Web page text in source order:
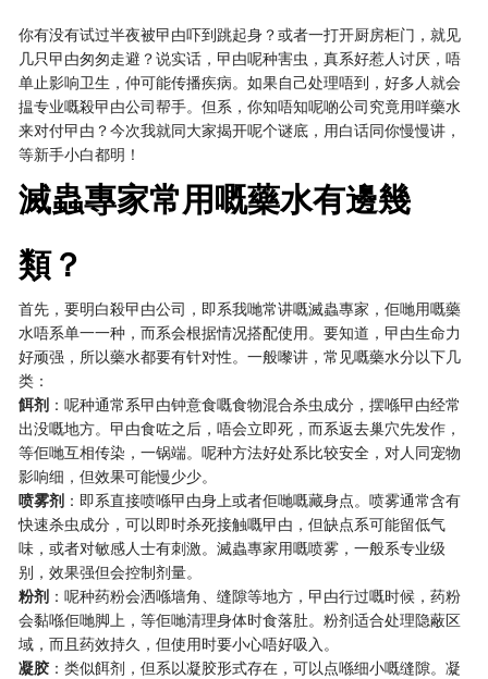
你有没有试过半夜被曱甴吓到跳起身？或者一打开厨房柜门，就见
几只曱甴匆匆走避？说实话，曱甴呢种害虫，真系好惹人讨厌，唔
单止影响卫生，仲可能传播疾病。如果自己处理唔到，好多人就会
揾专业嘅殺曱甴公司帮手。但系，你知唔知呢啲公司究竟用咩藥水
来对付曱甴？今次我就同大家揭开呢个谜底，用白话同你慢慢讲，
等新手小白都明！
滅蟲專家常用嘅藥水有邊幾
類？
首先，要明白殺曱甴公司，即系我哋常讲嘅滅蟲專家，佢哋用嘅藥
水唔系单一一种，而系会根据情况搭配使用。要知道，曱甴生命力
好顽强，所以藥水都要有针对性。一般嚟讲，常见嘅藥水分以下几
类：
餌剂 ：呢种通常系曱甴钟意食嘅食物混合杀虫成分，摆喺曱甴经常
出没嘅地方。曱甴食咗之后，唔会立即死，而系返去巢穴先发作，
等佢哋互相传染，一锅端。呢种方法好处系比较安全，对人同宠物
影响细，但效果可能慢少少。
喷雾剂 ：即系直接喷喺曱甴身上或者佢哋嘅藏身点。喷雾通常含有
快速杀虫成分，可以即时杀死接触嘅曱甴，但缺点系可能留低气
味，或者对敏感人士有刺激。滅蟲專家用嘅喷雾，一般系专业级
别，效果强但会控制剂量。
粉剂 ：呢种药粉会洒喺墙角、缝隙等地方，曱甴行过嘅时候，药粉
会黏喺佢哋脚上，等佢哋清理身体时食落肚。粉剂适合处理隐蔽区
域，而且药效持久，但使用时要小心唔好吸入。
凝胶：类似餌剂，但系以凝胶形式存在，可以点喺细小嘅缝隙。凝